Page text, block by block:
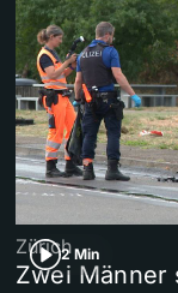
2 Min
Zürich
Zwei Männer